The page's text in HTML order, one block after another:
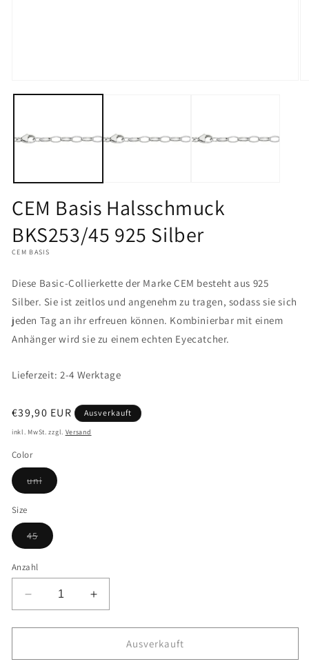
1
CEM Basis Halsschmuck
BKS253/45 925 Silber
CEM BASIS
Diese Basic-Collierkette der Marke CEM besteht aus 925
Silber. Sie ist zeitlos und angenehm zu tragen, sodass sie sich
jeden Tag an ihr erfreuen können. Kombinierbar mit einem
Anhänger wird sie zu einem echten Eyecatcher.
Lieferzeit: 2-4 Werktage
Normaler
Preis
€39,90 EUR Ausverkauft
inkl. MwSt. zzgl. Versand
Color
uniVariante
ausverkauft
Size
45Variante
ausverkauft
verfügbar
Anzahl
Verringere
die
Menge
CEM
Erhöhe
die
Menge
CEM
Ausverkauft